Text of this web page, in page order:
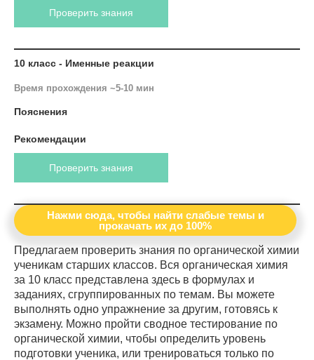
Проверить знания
10 класс - Именные реакции
Время прохождения ~5-10 мин
Пояснения
Рекомендации
Проверить знания
Нажми сюда, чтобы найти слабые темы и
прокачать их до 100%
Предлагаем проверить знания по органической химии
ученикам старших классов. Вся органическая химия
за 10 класс представлена здесь в формулах и
заданиях, сгруппированных по темам. Вы можете
выполнять одно упражнение за другим, готовясь к
экзамену. Можно пройти сводное тестирование по
органической химии, чтобы определить уровень
подготовки ученика, или тренироваться только по